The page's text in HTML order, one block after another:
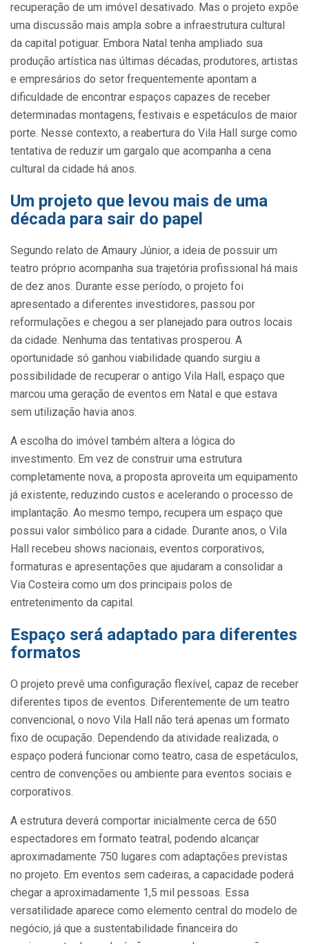
recuperação de um imóvel desativado. Mas o projeto expõe
uma discussão mais ampla sobre a infraestrutura cultural
da capital potiguar. Embora Natal tenha ampliado sua
produção artística nas últimas décadas, produtores, artistas
e empresários do setor frequentemente apontam a
dificuldade de encontrar espaços capazes de receber
determinadas montagens, festivais e espetáculos de maior
porte. Nesse contexto, a reabertura do Vila Hall surge como
tentativa de reduzir um gargalo que acompanha a cena
cultural da cidade há anos.
Um projeto que levou mais de uma
década para sair do papel
Segundo relato de Amaury Júnior, a ideia de possuir um
teatro próprio acompanha sua trajetória profissional há mais
de dez anos. Durante esse período, o projeto foi
apresentado a diferentes investidores, passou por
reformulações e chegou a ser planejado para outros locais
da cidade. Nenhuma das tentativas prosperou. A
oportunidade só ganhou viabilidade quando surgiu a
possibilidade de recuperar o antigo Vila Hall, espaço que
marcou uma geração de eventos em Natal e que estava
sem utilização havia anos.
A escolha do imóvel também altera a lógica do
investimento. Em vez de construir uma estrutura
completamente nova, a proposta aproveita um equipamento
já existente, reduzindo custos e acelerando o processo de
implantação. Ao mesmo tempo, recupera um espaço que
possui valor simbólico para a cidade. Durante anos, o Vila
Hall recebeu shows nacionais, eventos corporativos,
formaturas e apresentações que ajudaram a consolidar a
Via Costeira como um dos principais polos de
entretenimento da capital.
Espaço será adaptado para diferentes
formatos
O projeto prevê uma configuração flexível, capaz de receber
diferentes tipos de eventos. Diferentemente de um teatro
convencional, o novo Vila Hall não terá apenas um formato
fixo de ocupação. Dependendo da atividade realizada, o
espaço poderá funcionar como teatro, casa de espetáculos,
centro de convenções ou ambiente para eventos sociais e
corporativos.
A estrutura deverá comportar inicialmente cerca de 650
espectadores em formato teatral, podendo alcançar
aproximadamente 750 lugares com adaptações previstas
no projeto. Em eventos sem cadeiras, a capacidade poderá
chegar a aproximadamente 1,5 mil pessoas. Essa
versatilidade aparece como elemento central do modelo de
negócio, já que a sustentabilidade financeira do